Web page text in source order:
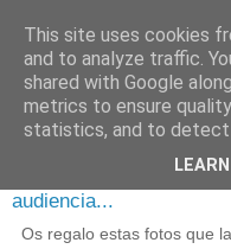
Está de
3/8/26
Agradecimientos a
audiencia...
Os regalo estas fotos que
This site uses cookies
and to analyze traffic.
shared with Google
metrics to ensure
statistics, and to detect